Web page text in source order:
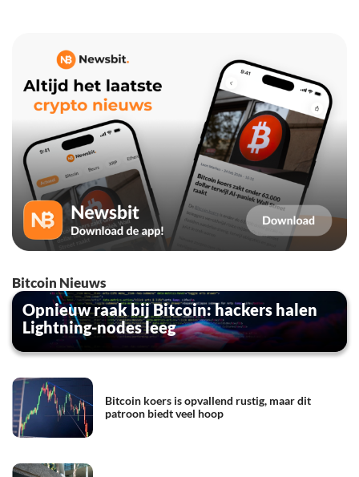
Bitcoin Nieuws
Opnieuw raak bij Bitcoin: hackers halen
Lightning-nodes leeg
Bitcoin koers is opvallend rustig, maar dit
patroon biedt veel hoop